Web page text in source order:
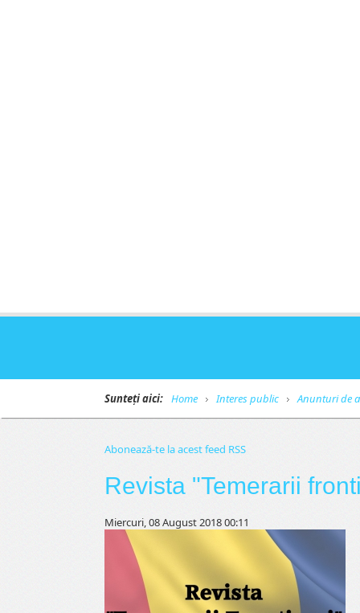
Sunteți aici: Home Interes public Anunturi de
Abonează-te la acest feed RSS
Revista "Temerarii
Miercuri, 08 August 2018 00:11